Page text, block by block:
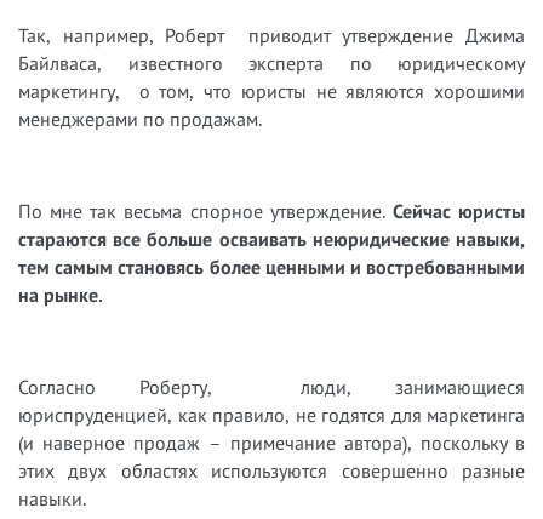
Так, например, Роберт приводит утверждение Джима
Байлваса, известного эксперта по юридическому
маркетингу, о том, что юристы не являются хорошими
менеджерами по продажам.
По мне так весьма спорное утверждение. Сейчас юристы
стараются все больше осваивать неюридические навыки,
тем самым становясь более ценными и востребованными
на рынке.
Согласно Роберту, люди, занимающиеся
юриспруденцией, как правило, не годятся для маркетинга
(и наверное продаж – примечание автора), поскольку в
этих двух областях используются совершенно разные
навыки.